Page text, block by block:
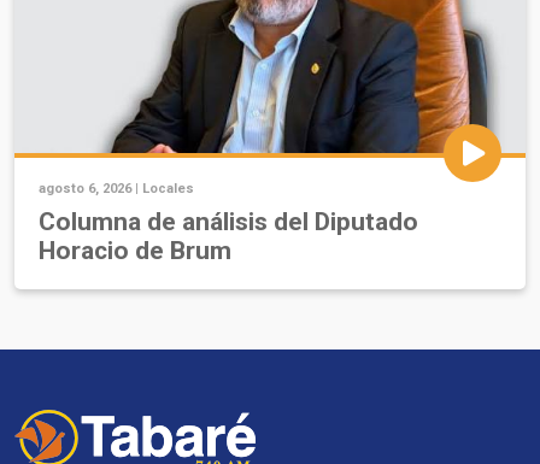
agosto 6, 2026 | Locales
Columna de análisis del Diputado
Horacio de Brum